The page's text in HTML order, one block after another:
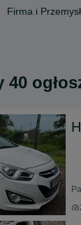
Firma i Przemysł